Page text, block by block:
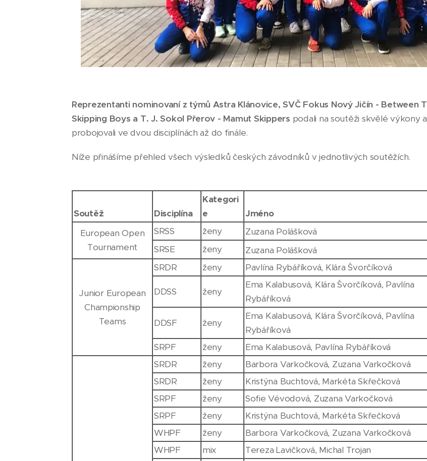
Reprezentanti nominovaní z týmů Astra Klánovice, SVČ Fokus Nový Jičín - Between
Skipping Boys a T. J. Sokol Přerov - Mamut Skippers podali na soutěži skvělé výkony
probojovali ve dvou disciplínách až do finále.
Níže přinášíme přehled všech výsledků českých závodníků v jednotlivých soutěžích.
Soutěž Disciplína
Kategori
e
Jméno
European Open
Tournament
SRSS ženy Zuzana Polášková
SRSE
ženy Zuzana Polášková
Junior European
Championship
Teams
SRDR ženy Pavlína Rybáříková, Klára Švorčíková
DDSS ženy
Ema Kalabusová, Klára Švorčíková, Pavlína
Rybáříková
DDSF ženy
Ema Kalabusová, Klára Švorčíková, Pavlína
Rybáříková
SRPF
ženy Ema Kalabusová, Pavlína Rybáříková
SRDR ženy Barbora Varkočková, Zuzana Varkočková
SRDR
ženy Kristýna Buchtová, Markéta Skřečková
SRPF
ženy Sofie Vévodová, Zuzana Varkočková
SRPF
ženy Kristýna Buchtová, Markéta Skřečková
WHPF
ženy Barbora Varkočková, Zuzana Varkočková
WHPF
mix Tereza Lavičková, Michal Trojan